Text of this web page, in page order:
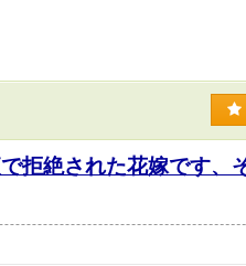
拒絶された花嫁です、